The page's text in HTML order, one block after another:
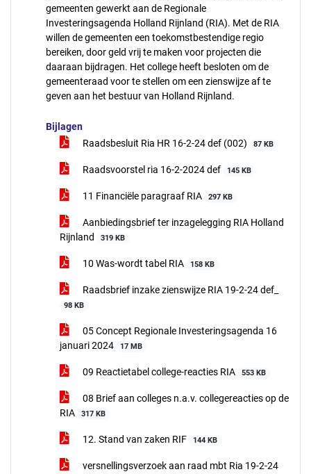
gemeenten gewerkt aan de Regionale
Investeringsagenda Holland Rijnland (RIA). Met de RIA
willen de gemeenten een toekomstbestendige regio
bereiken, door geld vrij te maken voor projecten die
daaraan bijdragen. Het college heeft besloten om de
gemeenteraad voor te stellen om een zienswijze af te
geven aan het bestuur van Holland Rijnland.
Bijlagen
Raadsbesluit Ria HR 16-2-24 def (002)
87 KB
Raadsvoorstel ria 16-2-2024 def 145 KB
11 Financiële paragraaf RIA 297 KB
Aanbiedingsbrief ter inzagelegging RIA Holland
Rijnland
319 KB
10 Was-wordt tabel RIA 158 KB
Raadsbrief inzake zienswijze RIA 19-2-24 def_
98 KB
05 Concept Regionale Investeringsagenda 16
januari 2024
17 MB
09 Reactietabel college-reacties RIA 553 KB
08 Brief aan colleges n.a.v. collegereacties op de
RIA
317 KB
12. Stand van zaken RIF 144 KB
versnellingsverzoek aan raad mbt Ria 19-2-24